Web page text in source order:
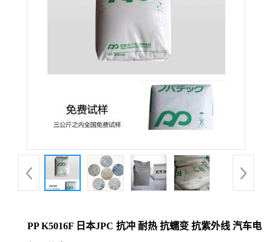
PP K5016F 日本JPC 抗冲 耐热 抗蠕变 抗紫外线 汽车电